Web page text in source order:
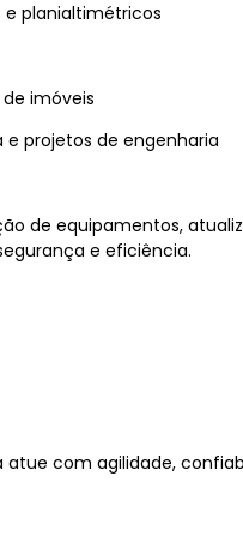
planialtimétricos
imóveis
projetos de engenharia
de equipamentos,
e eficiência.
atue com agilidade,